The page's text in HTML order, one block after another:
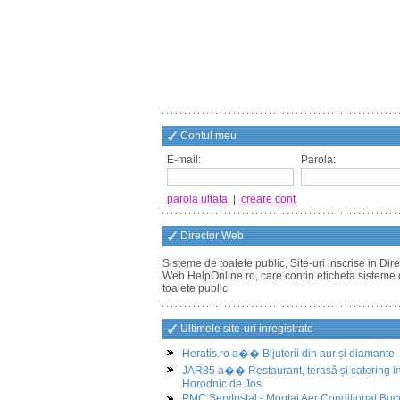
Contul meu
E-mail:
Parola:
parola uitata creare cont
Director Web
Sisteme de toalete public, Site-uri inscrise in
Web HelpOnline.ro, care contin eticheta sisteme
toalete public
Ultimele site-uri inregistrate
Heratis.ro a�� Bijuterii din aur și diamante
JAR85 a�� Restaurant, terasă și catering in
Horodnic de Jos